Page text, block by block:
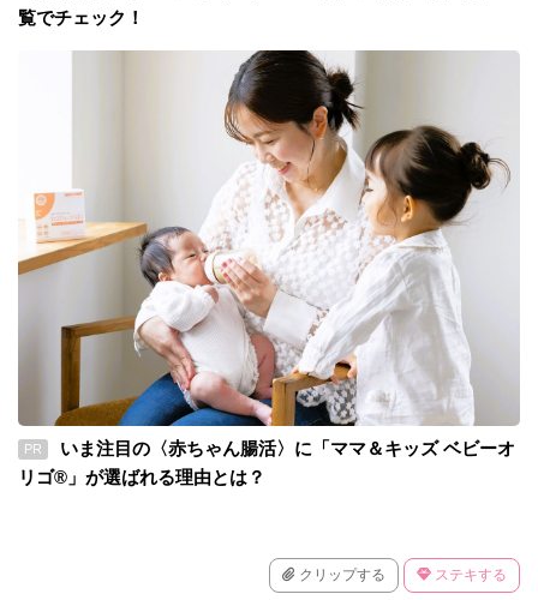
覧でチェック！
PR
いま注目の〈赤ちゃん腸活〉に「ママ＆キッズ ベビーオ
リゴ®」が選ばれる理由とは？
クリップする ステキする